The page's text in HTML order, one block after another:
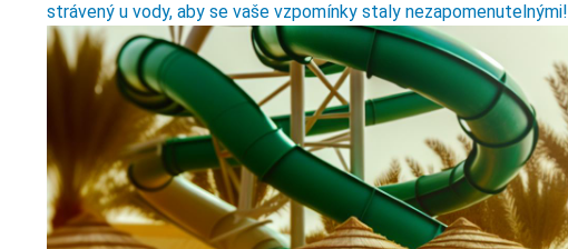
strávený u vody, aby se vaše vzpomínky staly nezapomenutelnými!